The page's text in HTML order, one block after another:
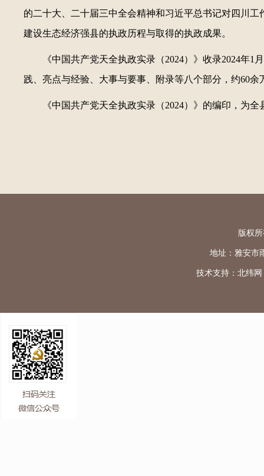
的二十大、二十届三中全会精神和习近平总书记对四川
建设生态经济强县的执政历程与取得的执政成果。
《中国共产党天全执政实录（2024）》收录2024年
践、亮点与经验、大事与要事、附录等八个部分，约60余
《中国共产党天全执政实录（2024）》的编印，为
版权
地址：雅安市
技术支持： 北纬网